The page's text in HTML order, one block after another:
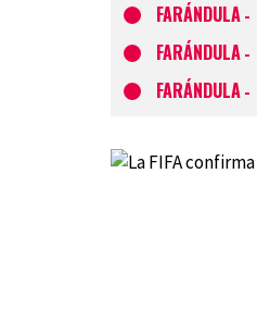
FARÁNDULA -
FARÁNDULA -
FARÁNDULA -